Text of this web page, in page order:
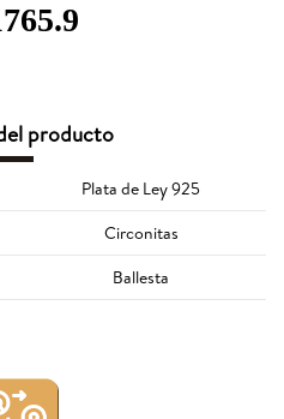
producto
Plata de Ley 925
Circonitas
Ballesta